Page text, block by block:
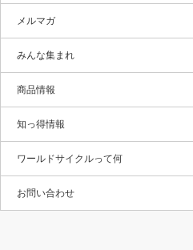
メルマガ
みんな集まれ
商品情報
知っ得情報
ワールドサイクルって何
お問い合わせ